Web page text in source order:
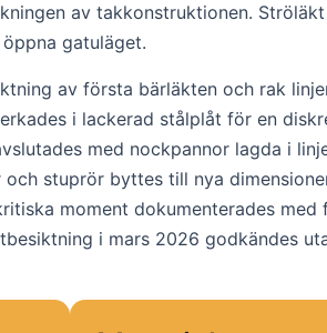
av takkonstruktionen.
gatuläget.
av första bärläkten och rak
i lackerad stålplåt för en
med nockpannor lagda i
stuprör byttes till nya
moment dokumenterades
i mars 2026 godkändes